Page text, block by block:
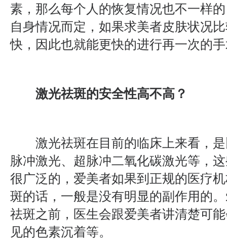
素，那么每个人的恢复情况也不一样
自身情况而定，如果求美者皮肤状况
快，因此也就能更快的进行再一次的
激光祛斑的安全性高不高？
激光祛斑在目前的临床上来看，是
脉冲激光、超脉冲二氧化碳激光等，
很广泛的，爱美者如果到正规的医疗
斑的话，一般是没有明显的副作用的
祛斑之前，医生会跟爱美者讲清楚可
见的色素沉着等。